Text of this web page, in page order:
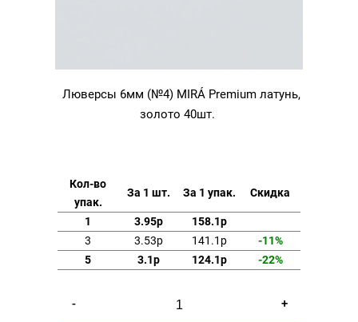
Люверсы 6мм (№4) MIRÁ Premium латунь,
золото 40шт.
Кол-во
упак.
За 1 шт. За 1 упак. Скидка
1 3.95р
158.1р
3
3.53р 141.1р
-11%
5
3.1р 124.1р -22%
-
товара
+